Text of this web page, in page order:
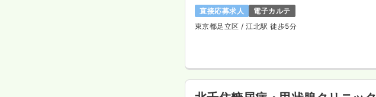
直接応募求人
電子カルテ
東京都足立区 / 江北駅 徒歩5分